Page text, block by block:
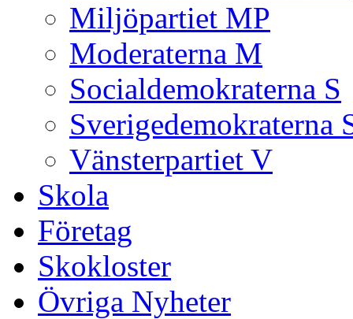
Miljöpartiet MP
Moderaterna M
Socialdemokraterna S
Sverigedemokraterna
Vänsterpartiet V
Skola
Företag
Skokloster
Övriga Nyheter